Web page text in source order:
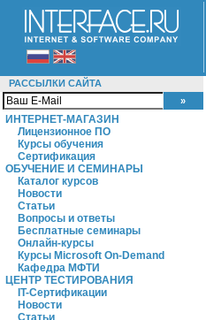
РАССЫЛКИ САЙТА
ИНТЕРНЕТ-МАГАЗИН
Лицензионное ПО
Курсы обучения
Сертификация
ОБУЧЕНИЕ И СЕМИНАРЫ
Каталог курсов
Новости
Статьи
Вопросы и ответы
Бесплатные семинары
Онлайн-курсы
Курсы Microsoft On-Demand
Кафедра МФТИ
ЦЕНТР ТЕСТИРОВАНИЯ
IT-Сертификации
Новости
Статьи